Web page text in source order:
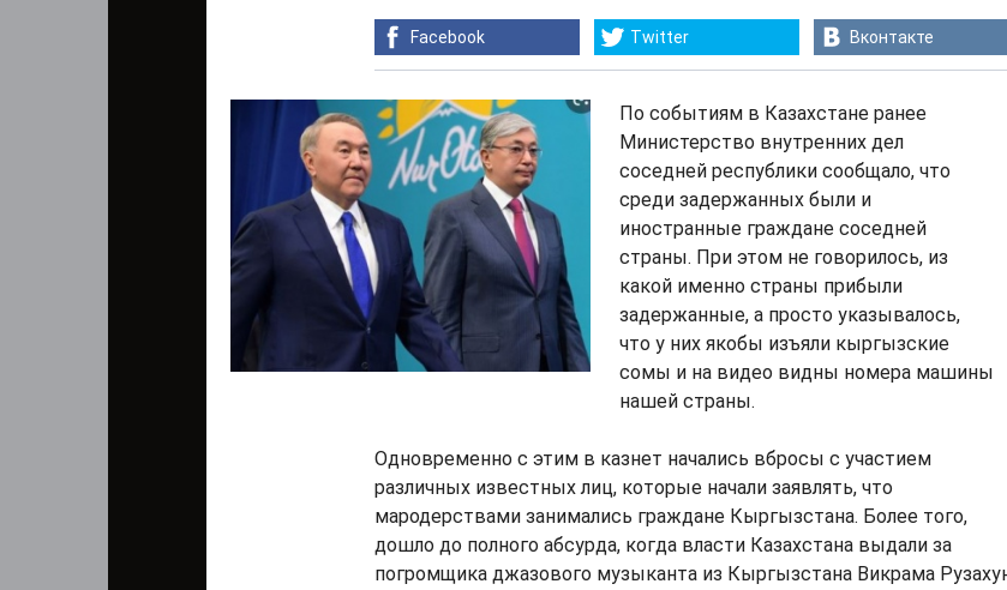
Facebook Twitter Вконтакте
По событиям в Казахстане ранее
Министерство внутренних дел
соседней республики сообщало, что
среди задержанных были и
иностранные граждане соседней
страны. При этом не говорилось, из
какой именно страны прибыли
задержанные, а просто указывалось,
что у них якобы изъяли кыргызские
сомы и на видео видны номера машины
нашей страны.
Одновременно с этим в казнет начались вбросы с участием
различных известных лиц, которые начали заявлять, что
мародерствами занимались граждане Кыргызстана. Более того,
дошло до полного абсурда, когда власти Казахстана выдали за
погромщика джазового музыканта из Кыргызстана Викрама